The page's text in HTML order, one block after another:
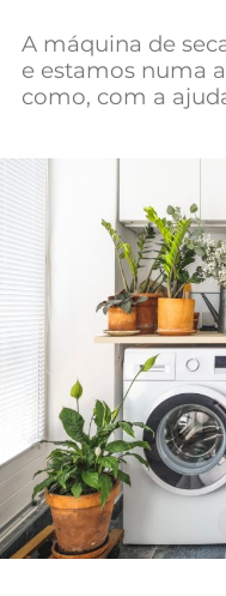
Negócios
Mundial
A máquina de
e estamos numa
como, com a